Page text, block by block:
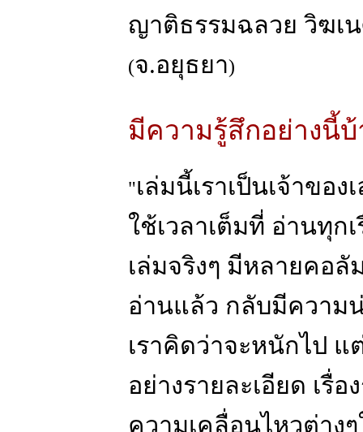
ญาติธรรมฉลวย วิฆเ
(จ.อยุธยา)
มีความรู้สึกอย่างนี้บ้
"เล่มนี้เราเป็นเจ้าขอ
ใช้เวลาเต็มที่ อ่านทุก
เล่มจริงๆ มีหลายคอลั
อ่านแล้ว กลับมีความ
เราคิดว่าจะหนักไป
อย่างรายละเอียด เรื่
ความเคลื่อนไหวต่าง